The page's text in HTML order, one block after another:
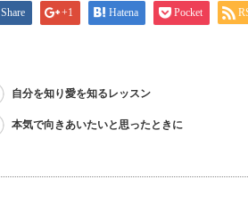
Share +1 Hatena Pocket
自分を知り愛を知るレッスン
本気で向きあいたいと思ったときに